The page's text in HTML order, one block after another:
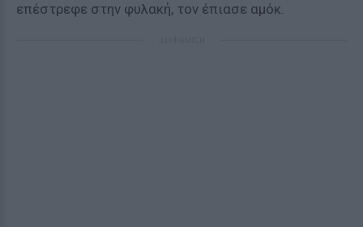
επέστρεφε στην φυλακή, τον έπιασε αμόκ.